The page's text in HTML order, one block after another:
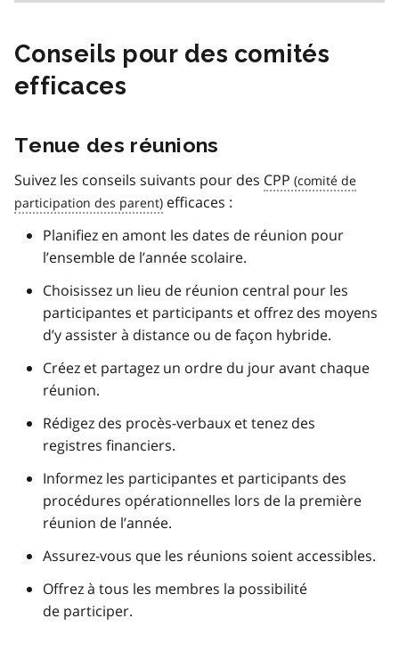
Conseils pour des comités
efficaces
Tenue des réunions
Suivez les conseils suivants pour des CPP
efficaces :
Planifiez en amont les dates de réunion pour
l’ensemble de l’année scolaire.
Choisissez un lieu de réunion central pour les
participantes et participants et offrez des moyens
d’y assister à distance ou de façon hybride.
Créez et partagez un ordre du jour avant chaque
réunion.
Rédigez des procès-verbaux et tenez des
registres financiers.
Informez les participantes et participants des
procédures opérationnelles lors de la première
réunion de l’année.
Assurez-vous que les réunions soient accessibles.
Offrez à tous les membres la possibilité
de participer.